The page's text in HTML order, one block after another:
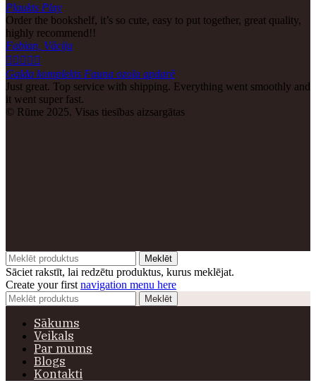
Plaukts Play
Order the bookshelf, it’s so cute, easy to put together, great quality,
highly recommend!!
Fabian, Vācija
    
Galda komplekts Fauna ozola apdarē
Just great. Top service with shipping. Everything went smoothly and
it went super fast.
© Rūme 2025. Visas tiesības aizsargātas
Meklēt
Sāciet rakstīt, lai redzētu produktus, kurus meklējat.
Create your first navigation menu here
Meklēt
Sākums
Veikals
Par mums
Blogs
Kontakti